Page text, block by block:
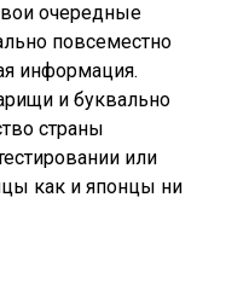
очередные
повсеместно
информация.
и буквально
страны
или
как и японцы ни